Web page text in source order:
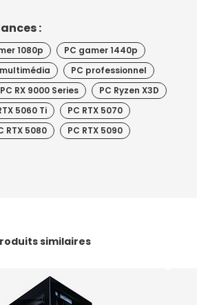
:
1080p
PC gamer 1440p
PC professionnel
PC RX 9000 Series
PC Ryzen X3D
5060 Ti
PC RTX 5070
RTX 5080 PC RTX 5090
similaires